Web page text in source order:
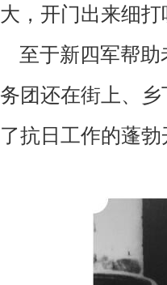
大，开门出来细
至于新四军帮
务团还在街上、
了抗日工作的蓬